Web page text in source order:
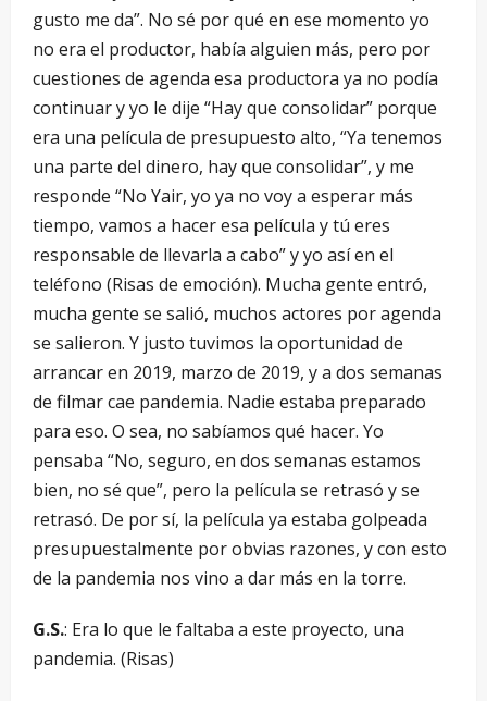
gusto me da”. No sé por qué en ese momento yo
no era el productor, había alguien más, pero por
cuestiones de agenda esa productora ya no podía
continuar y yo le dije “Hay que consolidar” porque
era una película de presupuesto alto, “Ya tenemos
una parte del dinero, hay que consolidar”, y me
responde “No Yair, yo ya no voy a esperar más
tiempo, vamos a hacer esa película y tú eres
responsable de llevarla a cabo” y yo así en el
teléfono (Risas de emoción). Mucha gente entró,
mucha gente se salió, muchos actores por agenda
se salieron. Y justo tuvimos la oportunidad de
arrancar en 2019, marzo de 2019, y a dos semanas
de filmar cae pandemia. Nadie estaba preparado
para eso. O sea, no sabíamos qué hacer. Yo
pensaba “No, seguro, en dos semanas estamos
bien, no sé que”, pero la película se retrasó y se
retrasó. De por sí, la película ya estaba golpeada
presupuestalmente por obvias razones, y con esto
de la pandemia nos vino a dar más en la torre.
G.S.: Era lo que le faltaba a este proyecto, una
pandemia. (Risas)